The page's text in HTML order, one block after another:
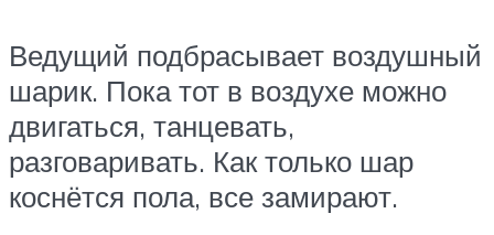
Ведущий подбрасывает воздушный
шарик. Пока тот в воздухе можно
двигаться, танцевать,
разговаривать. Как только шар
коснётся пола, все замирают.